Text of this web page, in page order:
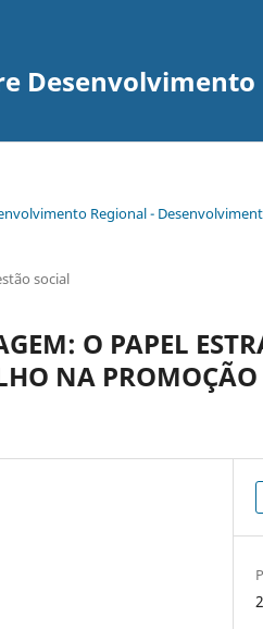
Desenvolvimento
Regional -
social
O PAPEL
NA